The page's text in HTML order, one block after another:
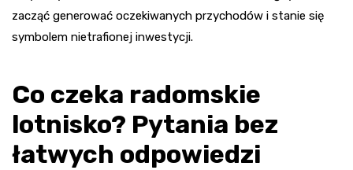
zacząć generować oczekiwanych przychodów i stanie się
symbolem nietrafionej inwestycji.
Co czeka radomskie
lotnisko? Pytania bez
łatwych odpowiedzi